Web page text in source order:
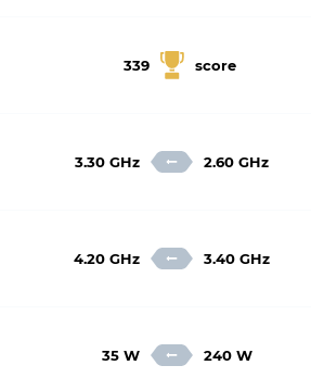
339 score
3.30 GHz 2.60 GHz
4.20 GHz 3.40 GHz
35 W 240 W